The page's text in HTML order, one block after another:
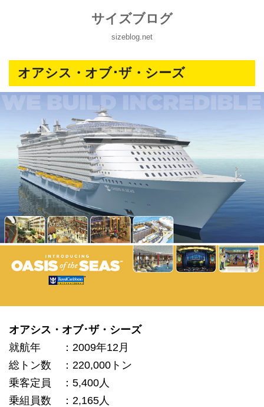
サイズブログ
sizeblog.net
オアシス・オブ･ザ・シーズ
オアシス・オブ･ザ・シーズ
就航年 ：2009年12月
総トン数 ：220,000トン
乗客定員 ：5,400人
乗組員数 ：2,165人